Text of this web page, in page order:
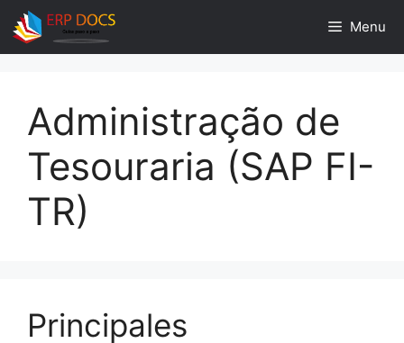
Skip
to
content
Menu
Administração de
Tesouraria (SAP FI-
TR)
Principales